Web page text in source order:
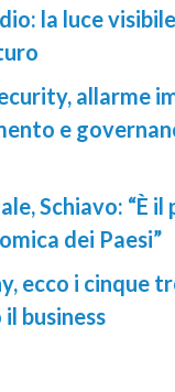
la luce
allarme
e
Schiavo: “È il
dei Paesi”
ecco i cinque
business